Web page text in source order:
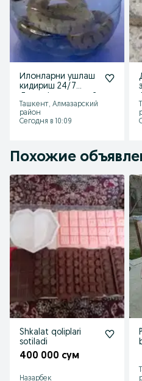
Илонларни ушлаш
кидириш 24/7
Ташкент, Алмазарский
район
Сегодня в 10:09
Похожие
Shkalat qoliplari
sotiladi
400 000 сум
Назарбек